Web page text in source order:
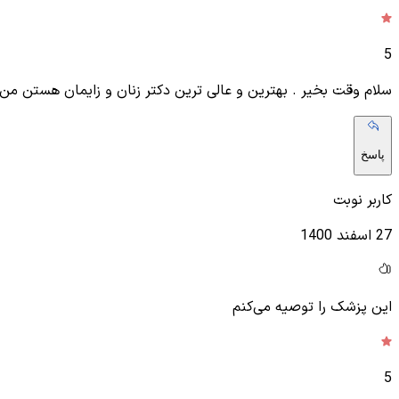
5
سلام وقت بخیر . بهترین و عالی ترین دکتر زنان و زایمان هستن من 17 بهمن 1400 زایمان کردم پیش خانم دکتر عزیزم بیمارستان الغدیر خیلی خیلی راضی بودم قدر دان شما دکتر عزیز هستم با
پاسخ
کاربر نوبت
27 اسفند 1400
این پزشک را توصیه می‌کنم
5